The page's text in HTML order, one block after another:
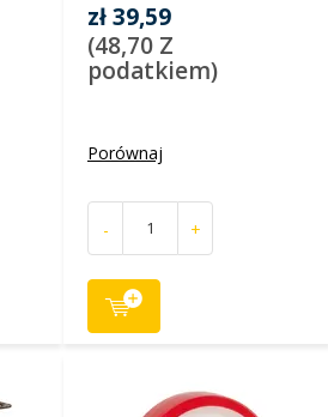
zł 39,59
(48,70 Z
podatkiem)
Porównaj
- +